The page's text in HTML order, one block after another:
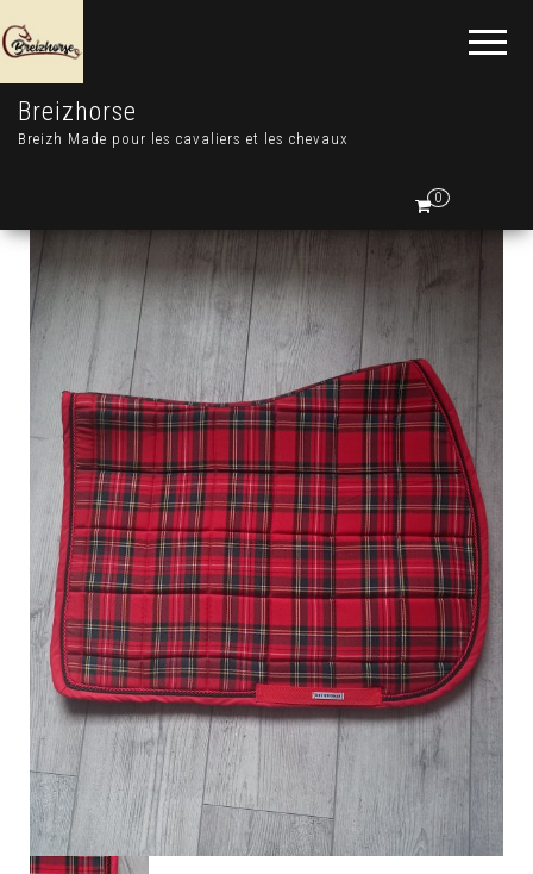
Breizhorse
Breizh Made pour les cavaliers et les chevaux
0